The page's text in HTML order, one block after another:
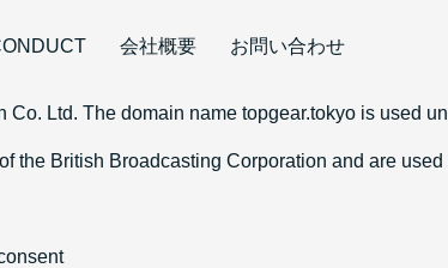
会社概要 お問い合わせ
Ltd. The domain name topgear.tokyo is used
the British Broadcasting Corporation and are